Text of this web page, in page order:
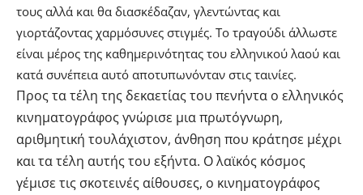
τους αλλά και θα διασκέδαζαν, γλεντώντας και
γιορτάζοντας χαρμόσυνες στιγμές. Το τραγούδι άλλωστε
είναι μέρος της καθημερινότητας του ελληνικού λαού και
κατά συνέπεια αυτό αποτυπωνόνταν στις ταινίες.
Προς τα τέλη της δεκαετίας του πενήντα ο ελληνικός
κινηματογράφος γνώρισε μια πρωτόγνωρη,
αριθμητική τουλάχιστον, άνθηση που κράτησε μέχρι
και τα τέλη αυτής του εξήντα. Ο λαϊκός κόσμος
γέμισε τις σκοτεινές αίθουσες, ο κινηματογράφος